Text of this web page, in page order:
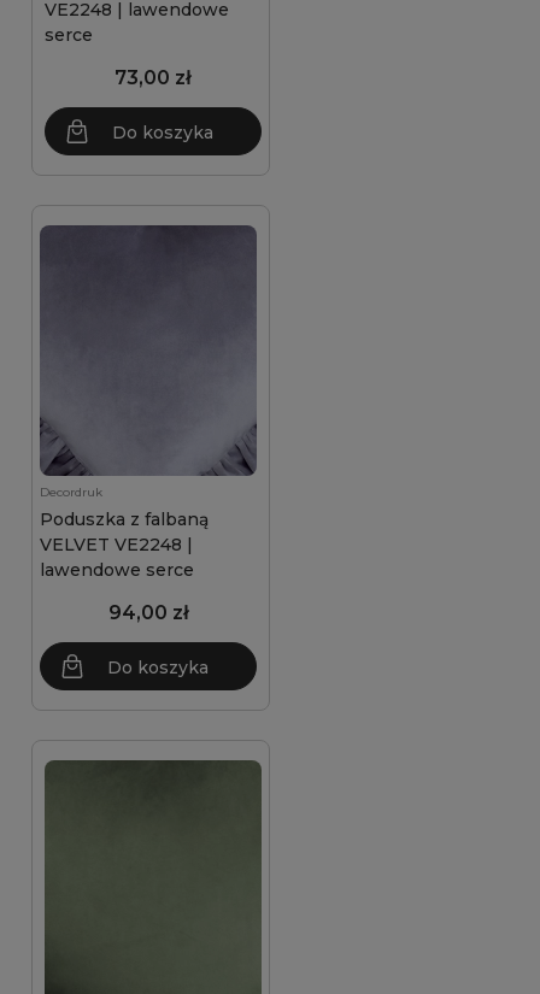
VE2248 | lawendowe
serce
73,00 zł
Do koszyka
Decordruk
Poduszka z falbaną
VELVET VE2248 |
lawendowe serce
94,00 zł
Do koszyka